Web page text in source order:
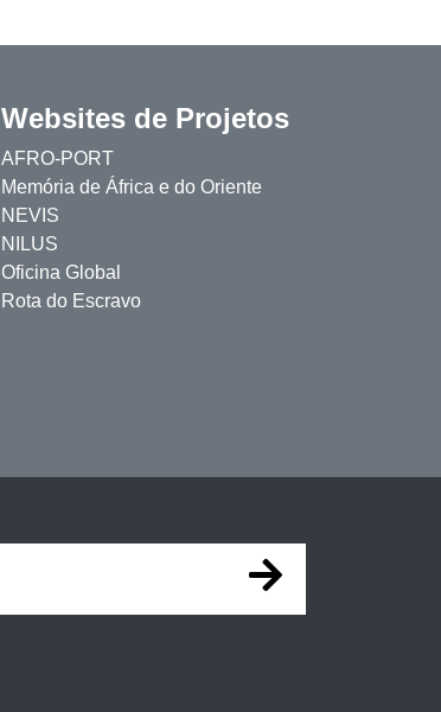
Websites de Projetos
AFRO-PORT
Memória de África e do Oriente
NEVIS
NILUS
Oficina Global
Rota do Escravo